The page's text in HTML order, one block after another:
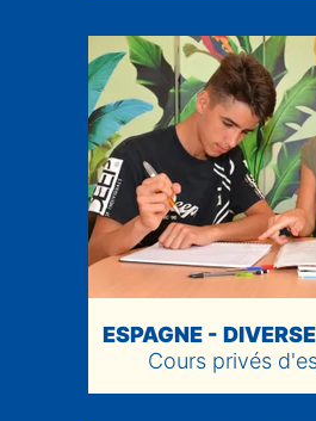
ESPAGNE -
Cours privés